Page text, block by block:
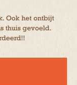
Omgeving
Activiteiten
Ook het ontbijt
thuis gevoeld.